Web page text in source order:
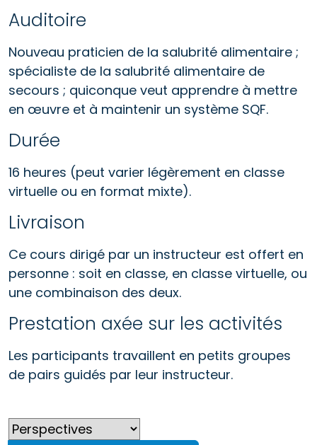
Auditoire
Nouveau praticien de la salubrité alimentaire ;
spécialiste de la salubrité alimentaire de
secours ; quiconque veut apprendre à mettre
en œuvre et à maintenir un système SQF.
Durée
16 heures (peut varier légèrement en classe
virtuelle ou en format mixte).
Livraison
Ce cours dirigé par un instructeur est offert en
personne : soit en classe, en classe virtuelle, ou
une combinaison des deux.
Prestation axée sur les activités
Les participants travaillent en petits groupes
de pairs guidés par leur instructeur.